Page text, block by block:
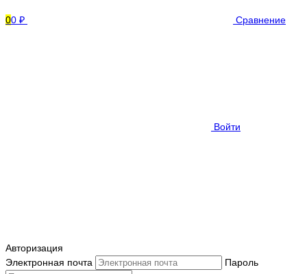
00 ₽ Сравнение
Войти
Авторизация
Электронная почта
Пароль